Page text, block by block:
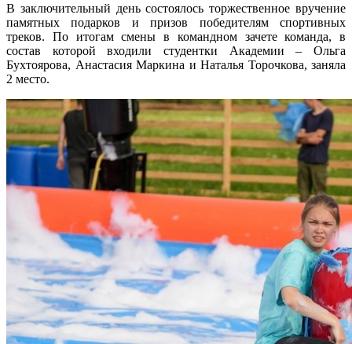
В заключительный день состоялось торжественное вручение
памятных подарков и призов победителям спортивных
треков. По итогам смены в командном зачете команда, в
состав которой входили студентки Академии – Ольга
Бухтоярова, Анастасия Маркина и Наталья Торочкова, заняла
2 место.